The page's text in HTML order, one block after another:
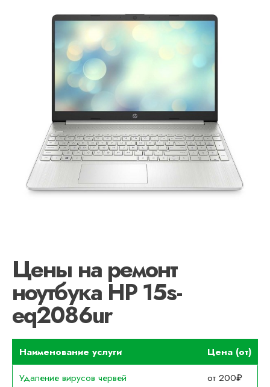
Цены на ремонт
ноутбука HP 15s-
eq2086ur
Наименование услуги
Цена (от)
Удаление вирусов червей
от 200₽